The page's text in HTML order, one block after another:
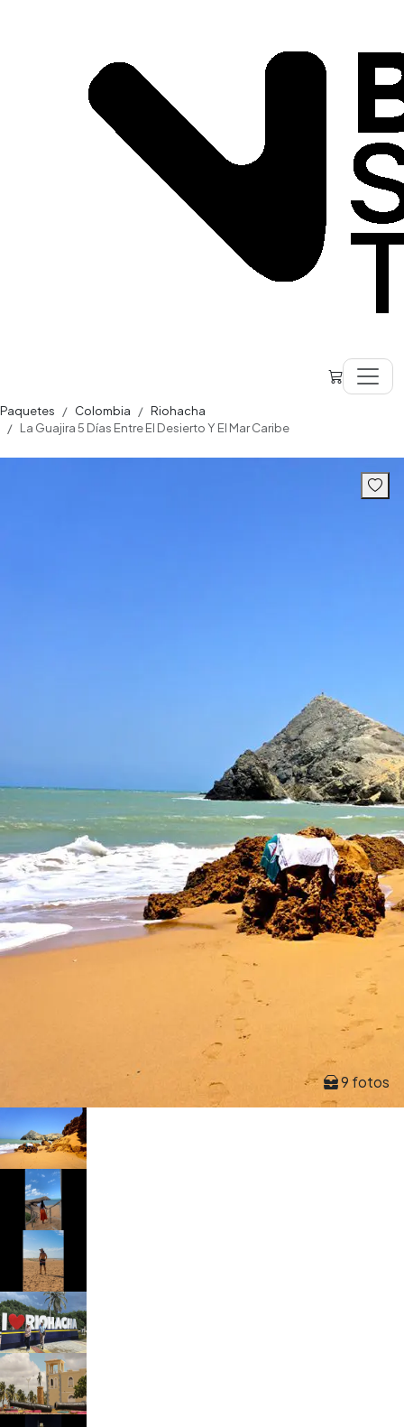
Paquetes Colombia
Riohacha
La Guajira 5 Días Entre El Desierto Y El Mar Caribe
9 fotos